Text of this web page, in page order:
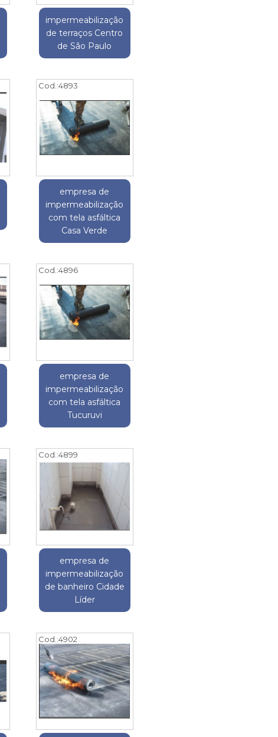
impermeabilização
de terraços Centro
de São Paulo
Cod.:4893
empresa de
impermeabilização
com tela asfáltica
Casa Verde
Cod.:4896
empresa de
impermeabilização
com tela asfáltica
Tucuruvi
Cod.:4899
empresa de
impermeabilização
de banheiro Cidade
Líder
Cod.:4902